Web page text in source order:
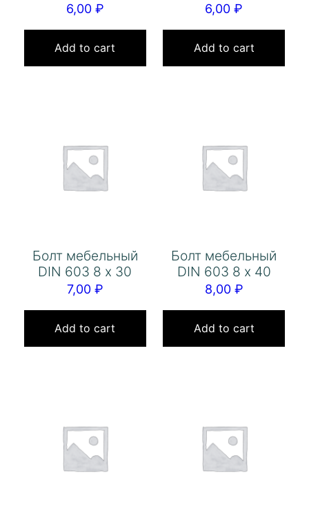
6,00 ₽
Add to cart
6,00₽
Add to cart
Болт мебельный
DIN 603 8 х 30
7,00 ₽
Add to cart
Болт мебельный
DIN 603 8 х 40
8,00 ₽
Add to cart